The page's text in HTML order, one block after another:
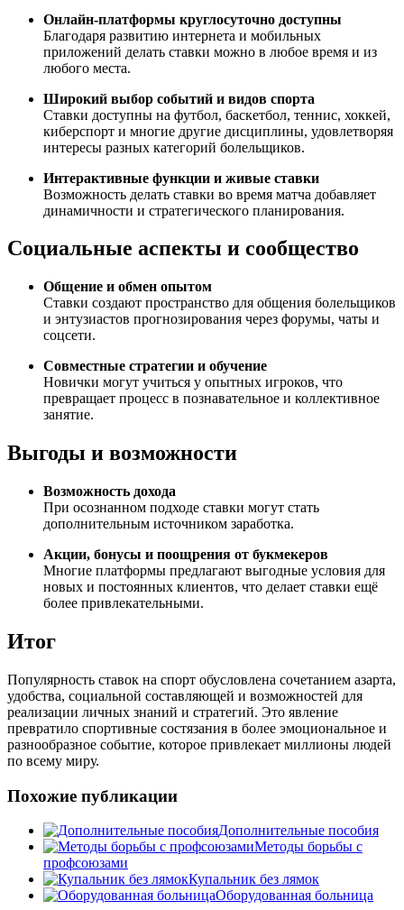
Онлайн-платформы круглосуточно доступны
Благодаря развитию интернета и мобильных
приложений делать ставки можно в любое время и из
любого места.
Широкий выбор событий и видов спорта
Ставки доступны на футбол, баскетбол, теннис, хоккей,
киберспорт и многие другие дисциплины, удовлетворяя
интересы разных категорий болельщиков.
Интерактивные функции и живые ставки
Возможность делать ставки во время матча добавляет
динамичности и стратегического планирования.
Социальные аспекты и сообщество
Общение и обмен опытом
Ставки создают пространство для общения болельщиков
и энтузиастов прогнозирования через форумы, чаты и
соцсети.
Совместные стратегии и обучение
Новички могут учиться у опытных игроков, что
превращает процесс в познавательное и коллективное
занятие.
Выгоды и возможности
Возможность дохода
При осознанном подходе ставки могут стать
дополнительным источником заработка.
Акции, бонусы и поощрения от букмекеров
Многие платформы предлагают выгодные условия для
новых и постоянных клиентов, что делает ставки ещё
более привлекательными.
Итог
Популярность ставок на спорт обусловлена сочетанием азарта,
удобства, социальной составляющей и возможностей для
реализации личных знаний и стратегий. Это явление
превратило спортивные состязания в более эмоциональное и
разнообразное событие, которое привлекает миллионы людей
по всему миру.
Похожие публикации
Дополнительные пособия
Методы борьбы с
профсоюзами
Купальник без лямок
Оборудованная больница